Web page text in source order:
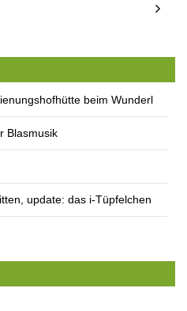
beim Wunderl
Blasmusik
update: das i-Tüpfelchen